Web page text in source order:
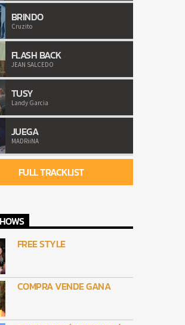
BRINDO
Cruzito
FLASH BACK
JEAN SALCEDO
TUSY
Landy Garcia
JUEGA
MADRiiNA
FULL TRACKLIST
FREE STYLE
COMPRA VENDE GANA